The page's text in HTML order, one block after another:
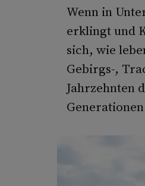
Wenn in
erklingt und
sich, wie
Gebirgs-,
Jahrzehnten